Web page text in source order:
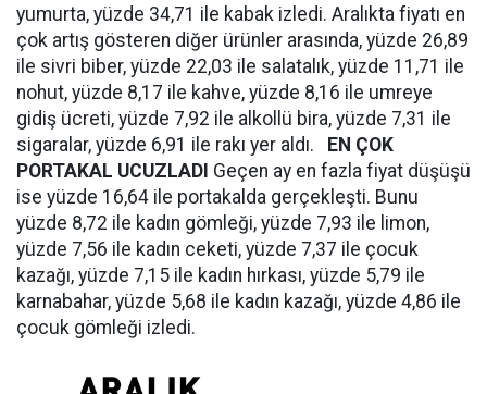
yumurta, yüzde 34,71 ile kabak izledi. Aralıkta fiyatı en
çok artış gösteren diğer ürünler arasında, yüzde 26,89
ile sivri biber, yüzde 22,03 ile salatalık, yüzde 11,71 ile
nohut, yüzde 8,17 ile kahve, yüzde 8,16 ile umreye
gidiş ücreti, yüzde 7,92 ile alkollü bira, yüzde 7,31 ile
sigaralar, yüzde 6,91 ile rakı yer aldı.
EN ÇOK
PORTAKAL UCUZLADI Geçen ay en fazla fiyat düşüşü
ise yüzde 16,64 ile portakalda gerçekleşti. Bunu
yüzde 8,72 ile kadın gömleği, yüzde 7,93 ile limon,
yüzde 7,56 ile kadın ceketi, yüzde 7,37 ile çocuk
kazağı, yüzde 7,15 ile kadın hırkası, yüzde 5,79 ile
karnabahar, yüzde 5,68 ile kadın kazağı, yüzde 4,86 ile
çocuk gömleği izledi.